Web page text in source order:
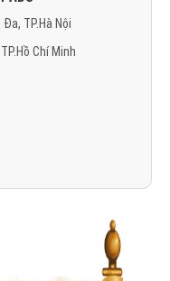
TP.Hà Nội
Chí Minh